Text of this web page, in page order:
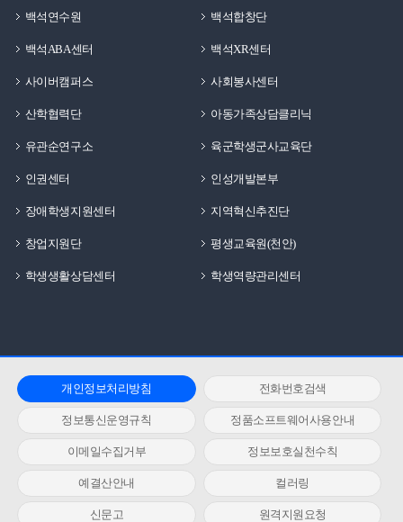
백석연수원 백석합창단
백석ABA센터 백석XR센터
사이버캠퍼스 사회봉사센터
산학협력단 아동가족상담클리닉
유관순연구소 육군학생군사교육단
인권센터 인성개발본부
장애학생지원센터 지역혁신추진단
창업지원단 평생교육원(천안)
학생생활상담센터 학생역량관리센터
개인정보처리방침 전화번호검색
정보통신운영규칙 정품소프트웨어사용안내
이메일수집거부 정보보호실천수칙
예결산안내 컬러링
신문고 원격지원요청